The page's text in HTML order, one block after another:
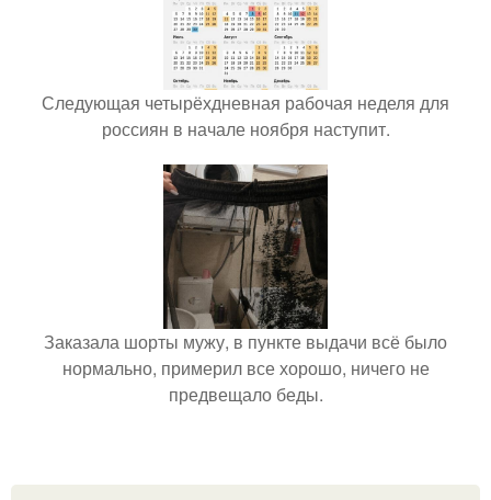
Следующая четырёхдневная рабочая неделя для
россиян в начале ноября наступит.
Заказала шорты мужу, в пункте выдачи всё было
нормально, примерил все хорошо, ничего не
предвещало беды.